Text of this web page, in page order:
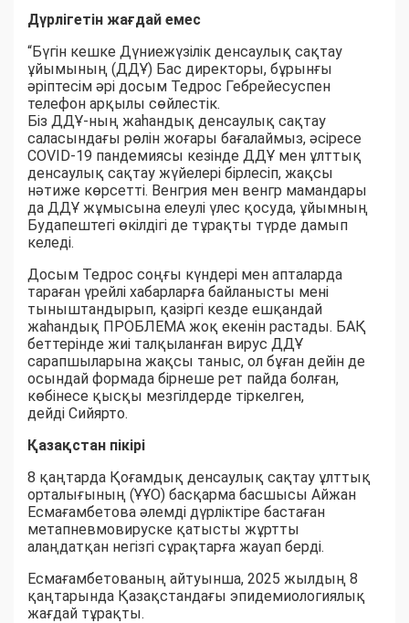
Дүрлігетін жағдай емес
“Бүгін кешке Дүниежүзілік денсаулық сақтау
ұйымының (ДДҰ) Бас директоры, бұрынғы
әріптесім әрі досым Тедрос Гебрейесуспен
телефон арқылы сөйлестік.
Біз ДДҰ-ның жаһандық денсаулық сақтау
саласындағы рөлін жоғары бағалаймыз, әсіресе
COVID-19 пандемиясы кезінде ДДҰ мен ұлттық
денсаулық сақтау жүйелері бірлесіп, жақсы
нәтиже көрсетті. Венгрия мен венгр мамандары
да ДДҰ жұмысына елеулі үлес қосуда, ұйымның
Будапештегі өкілдігі де тұрақты түрде дамып
келеді.
Досым Тедрос соңғы күндері мен апталарда
тараған үрейлі хабарларға байланысты мені
тыныштандырып, қазіргі кезде ешқандай
жаһандық ПРОБЛЕМА жоқ екенін растады. БАҚ
беттерінде жиі талқыланған вирус ДДҰ
сарапшыларына жақсы таныс, ол бұған дейін де
осындай формада бірнеше рет пайда болған,
көбінесе қысқы мезгілдерде тіркелген,
дейді Сийярто.
Қазақстан пікірі
8 қаңтарда Қоғамдық денсаулық сақтау ұлттық
орталығының (ҰҰО) басқарма басшысы Айжан
Есмағамбетова әлемді дүрліктіре бастаған
метапневмовируске қатысты жұртты
алаңдатқан негізгі сұрақтарға жауап берді.
Есмағамбетованың айтуынша, 2025 жылдың 8
қаңтарында Қазақстандағы эпидемиологиялық
жағдай тұрақты.